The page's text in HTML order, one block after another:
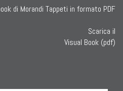
Scarica il
Visual Book (pdf)